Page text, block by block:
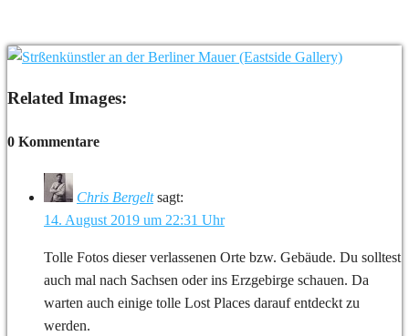
Related Images:
0 Kommentare
Chris Bergelt sagt:
14. August 2019 um 22:31 Uhr
Tolle Fotos dieser verlassenen Orte bzw. Gebäude. Du solltest
auch mal nach Sachsen oder ins Erzgebirge schauen. Da
warten auch einige tolle Lost Places darauf entdeckt zu
werden.